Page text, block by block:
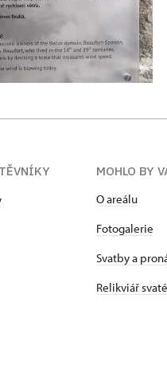
MOHLO BY
O areálu
Fotogalerie
Svatby a
Relikviář